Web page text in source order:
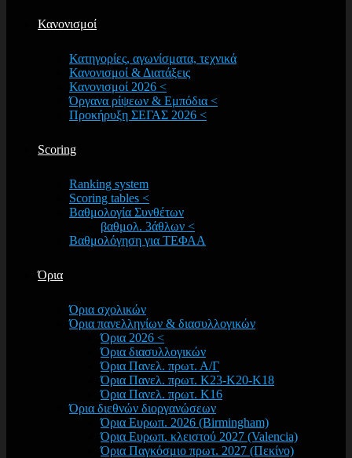
Κανονισμοί
Κατηγορίες, αγωνίσματα, τεχνικά
Κανονισμοί & Διατάξεις
Κανονισμοί 2026 <
Όργανα ρίψεων & Εμπόδια <
Προκήρυξη ΣΕΓΑΣ 2026 <
Scoring
Ranking system
Scoring tables <
Βαθμολογία Συνθέτων
βαθμολ. 3άθλων <
Βαθμολόγηση για ΤΕΦΑΑ
Όρια
Όρια σχολικών
Όρια πανελληνίων & διασυλλογικών
Όρια 2026 <
Όρια διασυλλογικών
Όρια Πανελ. πρωτ. Α/Γ
Όρια Πανελ. πρωτ. Κ23-Κ20-Κ18
Όρια Πανελ. πρωτ. Κ16
Όρια διεθνών διοργανώσεων
Όρια Ευρωπ. 2026 (Birmingham)
Όρια Ευρωπ. κλειστού 2027 (Valencia)
Όρια Παγκόσμιο πρωτ. 2027 (Πεκίνο)